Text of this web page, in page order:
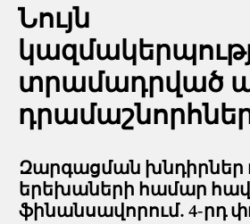
Նույն
տրամադրված
Զարգացման խնդիրներ
երեխաների համար
ֆինանսավորում. 4-րդ